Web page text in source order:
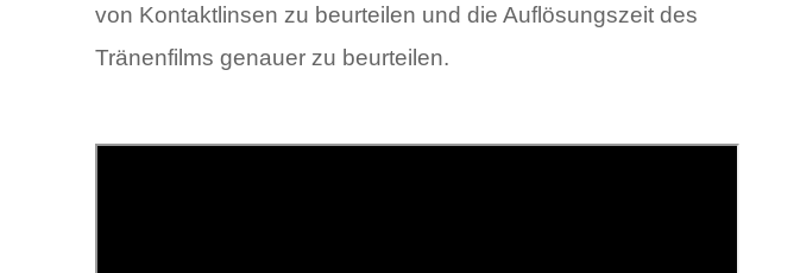
von Kontaktlinsen zu beurteilen und die Auflösungszeit des
Tränenfilms genauer zu beurteilen.